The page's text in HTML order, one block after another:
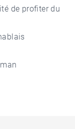
de profiter du